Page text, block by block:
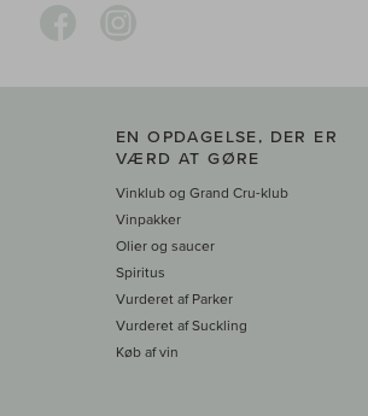
EN OPDAGELSE, DER ER
VÆRD AT GØRE
Vinklub og Grand Cru-klub
Vinpakker
Olier og saucer
Spiritus
Vurderet af Parker
Vurderet af Suckling
Køb af vin